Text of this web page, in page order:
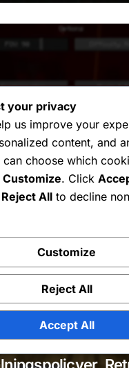
presentkoder
Gåvokod:
Drop Claims
Cape Drop:
your privacy
us improve your
content, and
choose which
Customize. Click
Reject All to decline
Customize
Reject All
Accept All